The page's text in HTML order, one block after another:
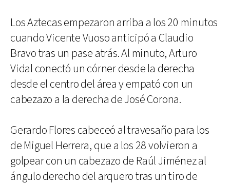
Los Aztecas empezaron arriba a los 20 minutos
cuando Vicente Vuoso anticipó a Claudio
Bravo tras un pase atrás. Al minuto, Arturo
Vidal conectó un córner desde la derecha
desde el centro del área y empató con un
cabezazo a la derecha de José Corona.
Gerardo Flores cabeceó al travesaño para los
de Miguel Herrera, que a los 28 volvieron a
golpear con un cabezazo de Raúl Jiménez al
ángulo derecho del arquero tras un tiro de